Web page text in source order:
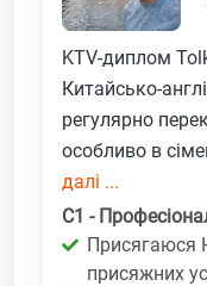
KTV-диплом
Китайсько-
регулярно
особливо в
далі ...
C1 -
Присягаюся
присяжних